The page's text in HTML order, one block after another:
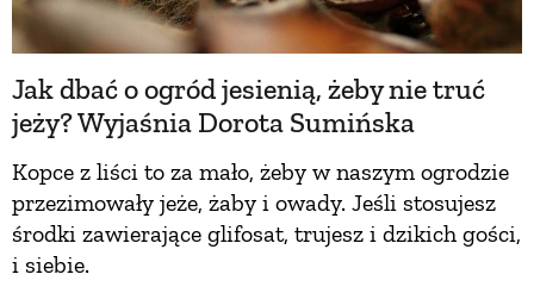
Jak dbać o ogród jesienią, żeby nie truć
jeży? Wyjaśnia Dorota Sumińska
Kopce z liści to za mało, żeby w naszym ogrodzie
przezimowały jeże, żaby i owady. Jeśli stosujesz
środki zawierające glifosat, trujesz i dzikich gości,
i siebie.
PORADY
ZIELEŃ W DOMU
PROJEKTOWANIE OGRODU
NATURALNIE